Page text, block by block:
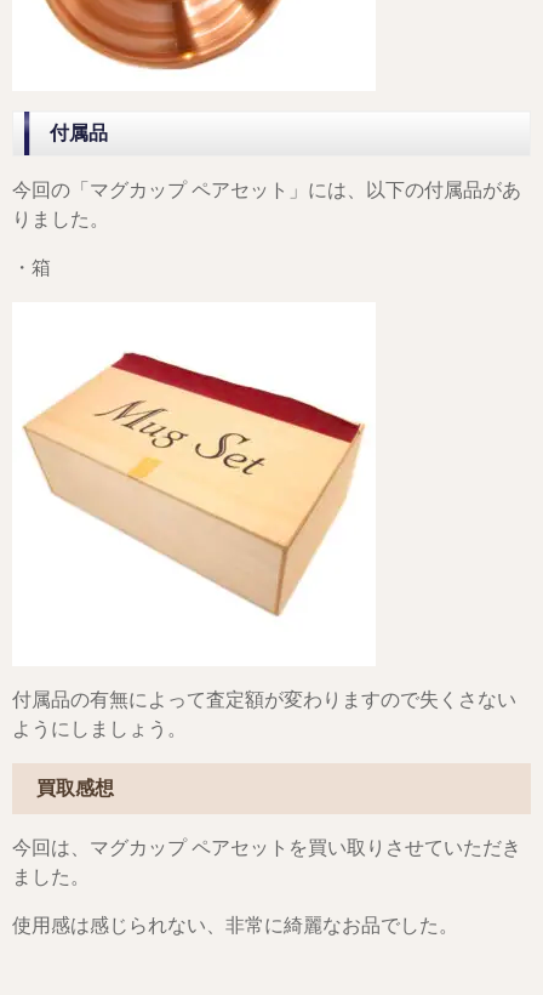
付属品
今回の「マグカップ ペアセット」には、以下の付属品があ
りました。
・箱
付属品の有無によって査定額が変わりますので失くさない
ようにしましょう。
買取感想
今回は、マグカップ ペアセットを買い取りさせていただき
ました。
使用感は感じられない、非常に綺麗なお品でした。